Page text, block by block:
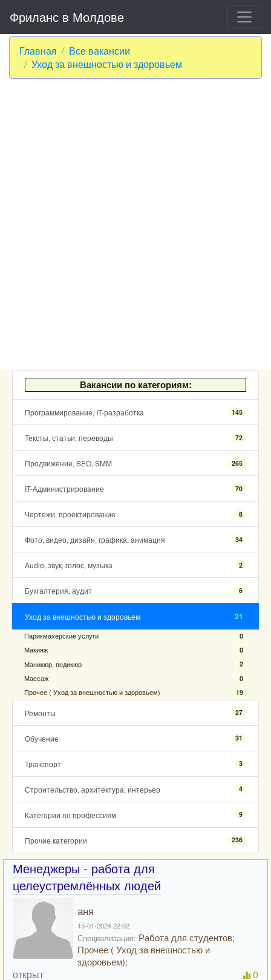
Фриланс в Молдове
Главная
Все вакансии
Уход за внешностью и здоровьем
Вакансии по категориям:
Программирование, IT-разработка 145
Тексты, статьи, переводы 72
Продвижение, SEO, SMM 265
IT-Администрирование 70
Чертежи, проектирование 8
Фото, видео, дизайн, графика, анимация 34
Audio, звук, голос, музыка 2
Бухгалтерия, аудит 6
Уход за внешностью и здоровьем 21
Парикмахерские услуги 0
Макияж 0
Маникюр, педикюр 2
Массаж 0
Прочее ( Уход за внешностью и здоровьем) 19
Ремонты 27
Обучение 31
Транспорт 3
Строительство, архитектура, интерьер 4
Категории по профессиям 9
Прочие категории 236
Менеджеры - работа для
целеустремлённых людей
аня
15-01-2024 22:02
Специализация: Работа для студентов;
Прочее ( Уход за внешностью и
здоровьем);
открыт
0